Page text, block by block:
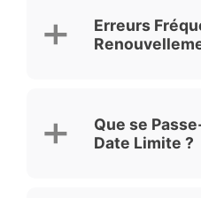
Erreurs
Que se
Date Limite ?